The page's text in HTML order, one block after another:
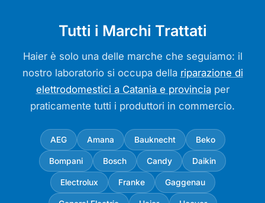
Tutti i Marchi Trattati
Haier è solo una delle marche che seguiamo: il
nostro laboratorio si occupa della riparazione di
elettrodomestici a Catania e provinciaper
praticamente tutti i produttori in commercio.
AEG Amana Bauknecht Beko
Bompani Bosch Candy Daikin
Electrolux Franke Gaggenau